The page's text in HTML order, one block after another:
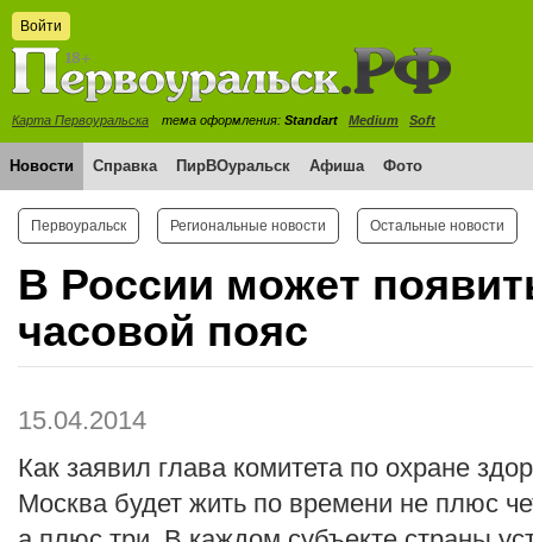
Войти
Карта Первоуральска тема оформления: Standart Medium Soft
Новости Справка ПирВОуральск Афиша Фото
Первоуральск Региональные новости Остальные новости
В России может
часовой пояс
15.04.2014
Как заявил глава комитета по охране
Москва будет жить по времени не плюс